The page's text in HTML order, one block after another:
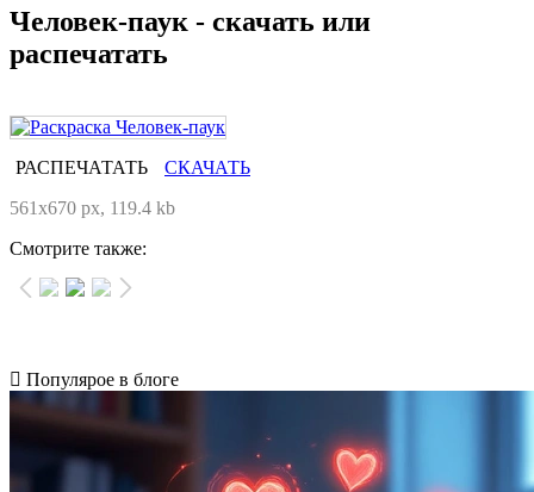
Человек-паук - скачать или
распечатать
РАСПЕЧАТАТЬ
СКАЧАТЬ
561x670 px, 119.4 kb
Смотрите также:
Популярое в блоге